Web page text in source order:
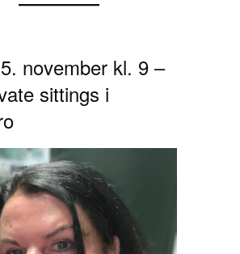
november kl. 9 –
sittings i